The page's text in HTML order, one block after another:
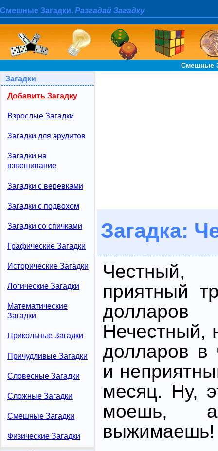
Смешные Загадки. Разгадай Загадку
Смешные
Загадки
Добавить Загадку
Взрослые Загадки
Загадки для эрудитов
Загадки на
взвешивание
Загадки с веревками
Загадки с подвохом
Загадки со спичками
Графические Загадки
Исторические Загадки
Логические Загадки
Математические
Загадки
Прикольные Загадки
Причудливые Загадки
Словесные Загадки
Сложные Загадки
Смешные Загадки
Физические Загадки
Загадка:
приятный
Нечестный,
долларов в
и
месяц. Ну,
моешь,
выжимаешь!